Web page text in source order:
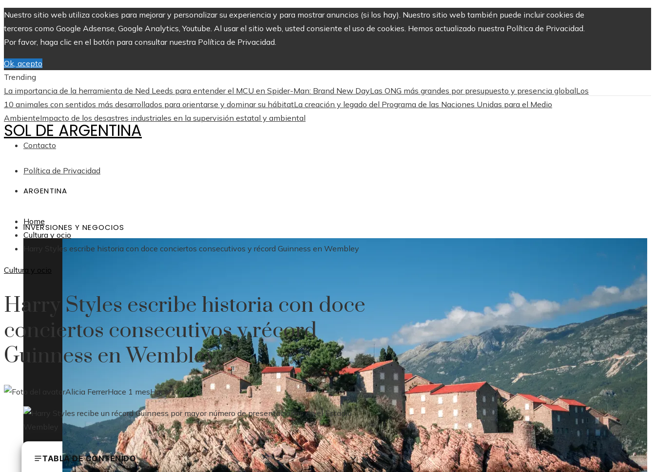
Nuestro sitio web utiliza cookies para mejorar y personalizar su experiencia y para mostrar anuncios (si los hay). Nuestro sitio web también puede incluir cookies de
terceros como Google Adsense, Google Analytics, Youtube. Al usar el sitio web, usted consiente el uso de cookies. Hemos actualizado nuestra Política de Privacidad.
Por favor, haga clic en el botón para consultar nuestra Política de Privacidad.
Ok, acepto
Trending
La importancia de la herramienta de Ned Leeds para entender el MCU en Spider-Man: Brand New DayLas ONG más grandes por presupuesto y presencia globalLos
10 animales con sentidos más desarrollados para orientarse y dominar su hábitatLa creación y legado del Programa de las Naciones Unidas para el Medio
AmbienteImpacto de los desastres industriales en la supervisión estatal y ambiental
Contacto
Política de Privacidad
SOL DE ARGENTINA
ARGENTINA
INVERSIONES Y NEGOCIOS
Home
Cultura y ocio
Harry Styles escribe historia con doce conciertos consecutivos y récord Guinness en Wembley
Cultura y ocio
Harry Styles escribe historia con doce
conciertos consecutivos y récord
Guinness en Wembley
Alicia FerrerHace 1 mesHace 1 mes19
TABLA DE CONTENIDO